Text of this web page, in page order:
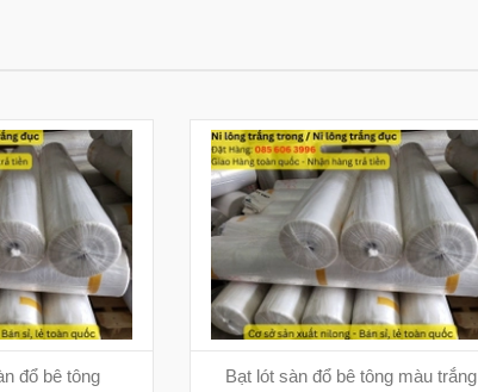
đổ bê tông Bạt lót sàn đổ bê tông màu trắng